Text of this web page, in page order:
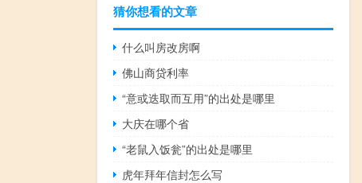
猜你想看的文章
什么叫房改房啊
佛山商贷利率
“意或迭取而互用”的出处是哪里
大庆在哪个省
“老鼠入饭瓮”的出处是哪里
虎年拜年信封怎么写